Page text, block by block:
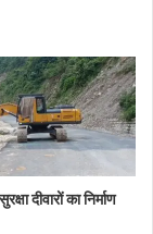
दीवारों का निर्माण